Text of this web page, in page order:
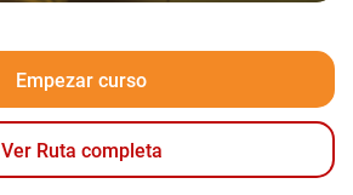
Empezar curso
Ver Ruta completa